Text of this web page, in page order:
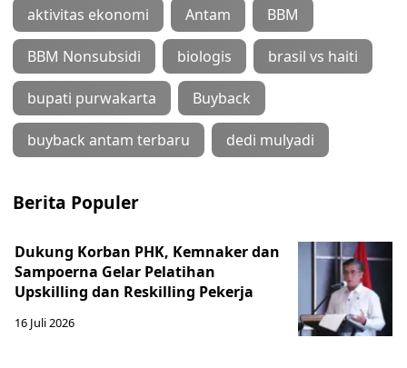
aktivitas ekonomi Antam BBM
BBM Nonsubsidi biologis brasil vs haiti
bupati purwakarta Buyback
buyback antam terbaru dedi mulyadi
Berita Populer
Dukung Korban PHK, Kemnaker dan
Sampoerna Gelar Pelatihan
Upskilling dan Reskilling Pekerja
16 Juli 2026